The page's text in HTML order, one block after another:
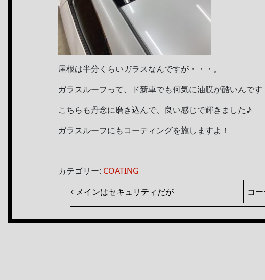
屋根は半分くらいガラスなんですが・・・。
ガラスルーフって、ド新車でも何気に油膜が酷いんです
こちらも丹念に磨き込んで、良い感じで輝きました♪
ガラスルーフにもコーティングを施しますよ！
カテゴリー: COATING
投稿ナビゲーション
メインはセキュリティだが コ